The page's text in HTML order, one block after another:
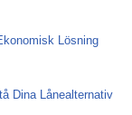
Lösning
Dina Lånealternativ